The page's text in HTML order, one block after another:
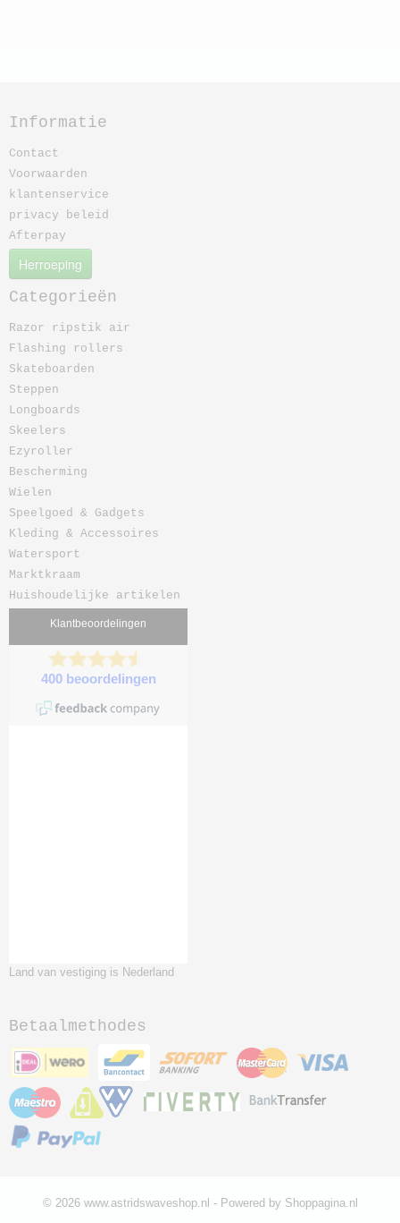
Informatie
Contact
Voorwaarden
klantenservice
privacy beleid
Afterpay
Herroeping
Categorieën
Razor ripstik air
Flashing rollers
Skateboarden
Steppen
Longboards
Skeelers
Ezyroller
Bescherming
Wielen
Speelgoed & Gadgets
Kleding & Accessoires
Watersport
Marktkraam
Huishoudelijke artikelen
Land van vestiging is Nederland
Betaalmethodes
© 2026 www.astridswaveshop.nl - Powered by Shoppagina.nl